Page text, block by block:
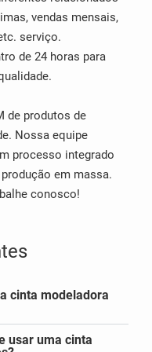
vendas mensais,
serviço.
de 24 horas para
de produtos de
Nossa equipe
processo integrado
em massa.
conosco!
cinta modeladora
usar uma cinta